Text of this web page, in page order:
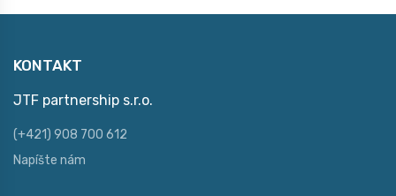
KONTAKT
JTF partnership s.r.o.
(+421) 908 700 612
Napíšte nám